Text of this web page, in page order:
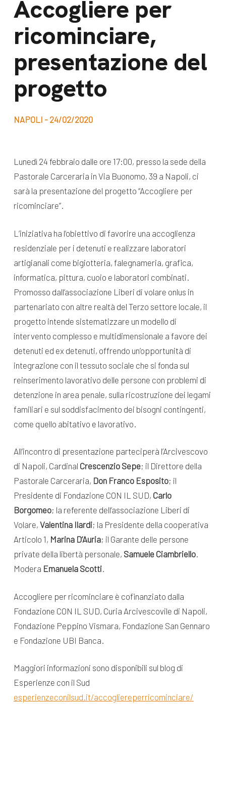
Accogliere per
ricominciare,
presentazione del
progetto
NAPOLI - 24/02/2020
Lunedì 24 febbraio dalle ore 17:00, presso la sede della
Pastorale Carceraria in Via Buonomo, 39 a Napoli, ci
sarà la presentazione del progetto “Accogliere per
ricominciare”.
L’iniziativa ha l’obiettivo di favorire una accoglienza
residenziale per i detenuti e realizzare laboratori
artigianali come bigiotteria, falegnameria, grafica,
informatica, pittura, cuoio e laboratori combinati.
Promosso dall’associazione Liberi di volare onlus in
partenariato con altre realtà del Terzo settore locale, il
progetto intende sistematizzare un modello di
intervento complesso e multidimensionale a favore dei
detenuti ed ex detenuti, offrendo un’opportunità di
integrazione con il tessuto sociale che si fonda sul
reinserimento lavorativo delle persone con problemi di
detenzione in area penale, sulla ricostruzione dei legami
familiari e sul soddisfacimento dei bisogni contingenti,
come quello abitativo e lavorativo.
All’incontro di presentazione parteciperà l’Arcivescovo
di Napoli, Cardinal Crescenzio Sepe; il Direttore della
Pastorale Carceraria, Don Franco Esposito; il
Presidente di Fondazione CON IL SUD, Carlo
Borgomeo; la referente dell’associazione Liberi di
Volare, Valentina Ilardi; la Presidente della cooperativa
Articolo 1, Marina D’Auria; il Garante delle persone
private della libertà personale, Samuele Ciambriello.
Modera Emanuela Scotti.
Accogliere per ricominciare è cofinanziato dalla
Fondazione CON IL SUD, Curia Arcivescovile di Napoli,
Fondazione Peppino Vismara, Fondazione San Gennaro
e Fondazione UBI Banca.
Maggiori informazioni sono disponibili sul blog di
Esperienze con il Sud
esperienzeconilsud.it/accogliereperricominciare/
Lavora con noi
Bilancio di
missione
News e
appuntamenti
News
dal Sud
Campagne
Libri e
pubblicazioni